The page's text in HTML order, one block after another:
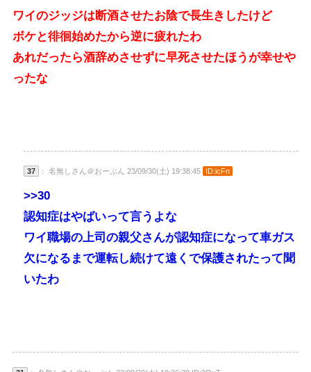
ワイのジッジは断酒させたお陰で長生きしたけど
ボケと徘徊始めたから逆に疲れたわ
あれだったら酒辞めさせずに早死させたほうが幸せや
ったな
37 ： 名無しさん＠おーぷん 23/09/30(土) 19:38:45 ID:icFn
>>30
認知症はやばいって言うよな
ワイ職場の上司の親父さんが認知症になって車ガス
欠になるまで運転し続けて遠くで保護されたって聞
いたわ